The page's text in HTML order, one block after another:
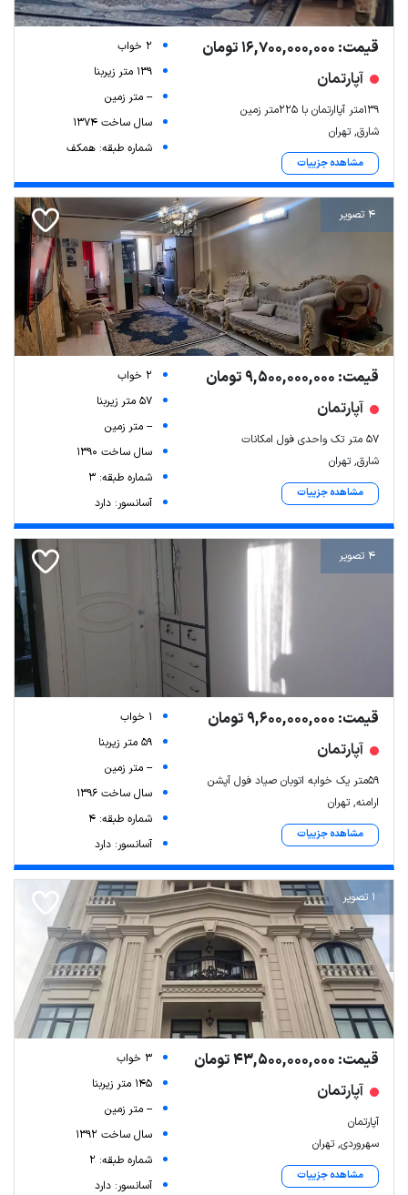
قیمت: 16,700,000,000 تومان
آپارتمان
۱۳۹متر آپاارتمان با ۲۲۵متر زمین
شارق, تهران
مشاهده جزییات
2 خواب
139 متر زیربنا
-- متر زمین
سال ساخت 1374
شماره طبقه: همکف
4 تصویر
قیمت: 9,500,000,000 تومان
آپارتمان
۵۷ متر تک واحدی فول امکانات
شارق, تهران
مشاهده جزییات
2 خواب
57 متر زیربنا
-- متر زمین
سال ساخت 1390
شماره طبقه: 3
آسانسور: دارد
4 تصویر
قیمت: 9,600,000,000 تومان
آپارتمان
۵۹متر یک خوابه اتوبان صیاد فول آپشن
ارامنه, تهران
مشاهده جزییات
1 خواب
59 متر زیربنا
-- متر زمین
سال ساخت 1396
شماره طبقه: 4
آسانسور: دارد
1 تصویر
قیمت: 43,500,000,000 تومان
آپارتمان
آپارتمان
سهروردی, تهران
مشاهده جزییات
3 خواب
145 متر زیربنا
-- متر زمین
سال ساخت 1392
شماره طبقه: 2
آسانسور: دارد